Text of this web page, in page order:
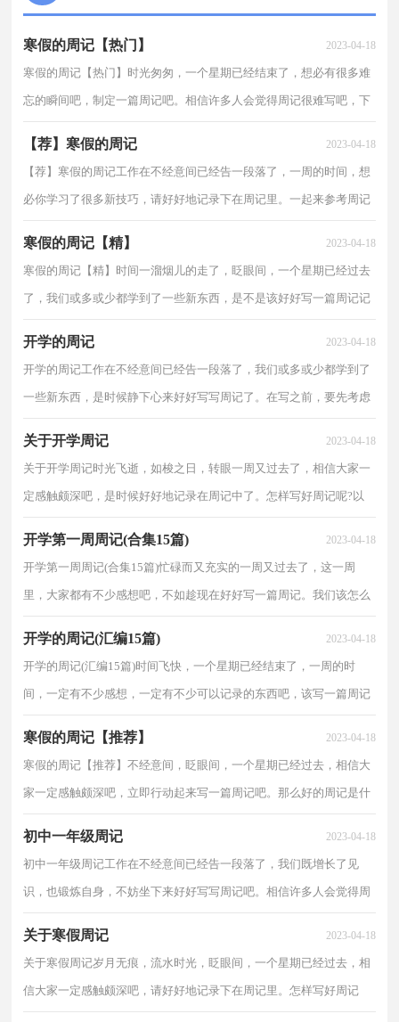
寒假的周记【热门】 2023-04-18
寒假的周记【热门】时光匆匆，一个星期已经结束了，想必有很多难
忘的瞬间吧，制定一篇周记吧。相信许多人会觉得周记很难写吧，下
【荐】寒假的周记 2023-04-18
【荐】寒假的周记工作在不经意间已经告一段落了，一周的时间，想
必你学习了很多新技巧，请好好地记录下在周记里。一起来参考周记
寒假的周记【精】 2023-04-18
寒假的周记【精】时间一溜烟儿的走了，眨眼间，一个星期已经过去
了，我们或多或少都学到了一些新东西，是不是该好好写一篇周记记
开学的周记 2023-04-18
开学的周记工作在不经意间已经告一段落了，我们或多或少都学到了
一些新东西，是时候静下心来好好写写周记了。在写之前，要先考虑
关于开学周记 2023-04-18
关于开学周记时光飞逝，如梭之日，转眼一周又过去了，相信大家一
定感触颇深吧，是时候好好地记录在周记中了。怎样写好周记呢?以
开学第一周周记(合集15篇) 2023-04-18
开学第一周周记(合集15篇)忙碌而又充实的一周又过去了，这一周
里，大家都有不少感想吧，不如趁现在好好写一篇周记。我们该怎么
开学的周记(汇编15篇) 2023-04-18
开学的周记(汇编15篇)时间飞快，一个星期已经结束了，一周的时
间，一定有不少感想，一定有不少可以记录的东西吧，该写一篇周记
寒假的周记【推荐】 2023-04-18
寒假的周记【推荐】不经意间，眨眼间，一个星期已经过去，相信大
家一定感触颇深吧，立即行动起来写一篇周记吧。那么好的周记是什
初中一年级周记 2023-04-18
初中一年级周记工作在不经意间已经告一段落了，我们既增长了见
识，也锻炼自身，不妨坐下来好好写写周记吧。相信许多人会觉得周
关于寒假周记 2023-04-18
关于寒假周记岁月无痕，流水时光，眨眼间，一个星期已经过去，相
信大家一定感触颇深吧，请好好地记录下在周记里。怎样写好周记